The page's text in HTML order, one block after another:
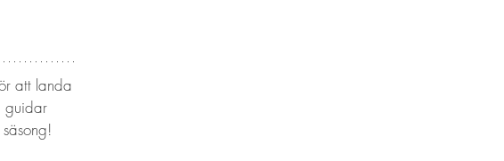
att landa
guidar